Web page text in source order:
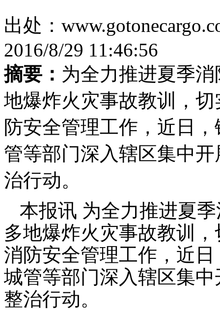
出处：
2016/8/29 11:46:56
摘要： 为全力推进夏季
地爆炸火灾事故教训，
防安全管理工作，近日
管等部门深入辖区集中
治行动。
本报讯 为全力推进夏
多地爆炸火灾事故教训
消防安全管理工作，近
城管等部门深入辖区集
整治行动。